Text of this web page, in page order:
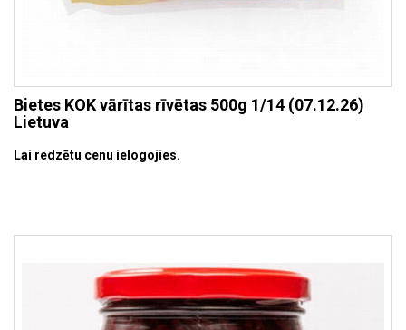
Bietes KOK vārītas rīvētas 500g 1/14 (07.12.26)
Lietuva
Lai redzētu cenu ielogojies.